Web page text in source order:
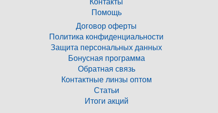
Контакты
Помощь
Договор оферты
Политика конфиденциальности
Защита персональных данных
Бонусная программа
Обратная связь
Контактные линзы оптом
Статьи
Итоги акций